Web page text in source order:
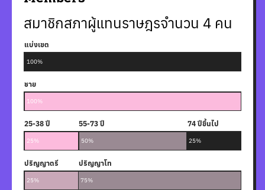
สมาชิกสภาผู้แทนราษฎรจำนวน 4 คน
แบ่งเขต
100%
ชาย
100%
25-38 ปี
39-54 ปี
55-73 ปี 74 ปีขึ้นไป
25% 50% 25%
ปริญญาตรี ปริญญาโท
25% 75%